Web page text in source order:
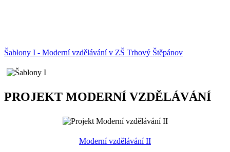
Šablony I - Moderní vzdělávání v ZŠ Trhový Štěpánov
PROJEKT MODERNÍ VZDĚLÁVÁNÍ
Moderní vzdělávání II